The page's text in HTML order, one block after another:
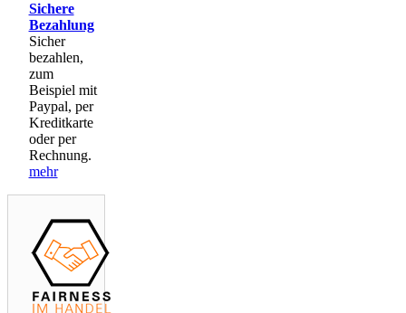
Sichere
Bezahlung
Sicher
bezahlen,
zum
Beispiel mit
Paypal, per
Kreditkarte
oder per
Rechnung.
mehr